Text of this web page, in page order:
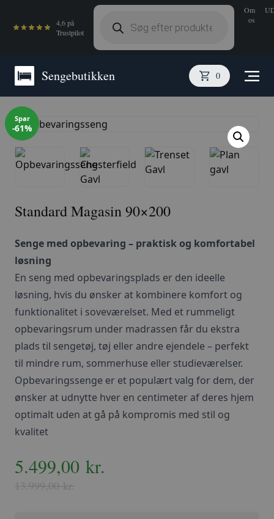
4,6 på
Trustpilot
search
Om
os
Sengebutikken 0
Spar
-61%
Standard Magasin 90×200
13.999,00kr.
Den
oprindelige
5.499,00 kr.
Den
aktuelle
Senge med opbevaring – praktisk og komfortabel
løsning
En seng med opbevaringsplads er den ideelle
løsning, hvis du ønsker at kombinere komfort og
funktionalitet i soveværelset. Med et rummeligt
opbevaringsrum under madrassen får du ekstra
plads til sengetøj, tøj eller andre ejendele – perfekt
til mindre rum, sommerhuse eller studieværelser.
Opbevaringssenge er et populært valg for dem, der
ønsker at udnytte hver en centimeter af deres hjem
optimalt uden at gå på kompromis med stil og
kvalitet